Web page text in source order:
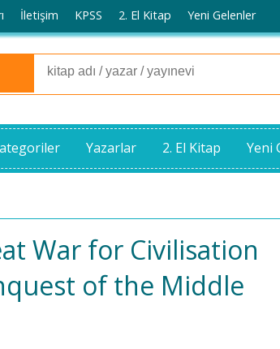
İletişim KPSS 2. El Kitap Yeni Gelenler
Yazarlar 2. El Kitap Yeni
War for Civilisation
of the Middle